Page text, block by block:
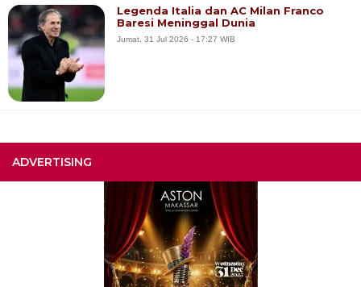
ADVERTISING
Legenda Italia dan AC Milan Franco
Baresi Meninggal Dunia
Jumat, 31 Jul 2026 - 17:27 WIB